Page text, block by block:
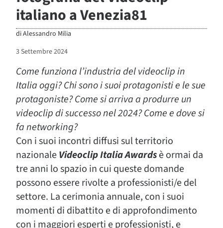
italiano a Venezia81
diAlessandro Milia
3 Settembre 2024
Come funziona l’industria del videoclip in
Italia oggi? Chi sono i suoi protagonisti e le sue
protagoniste? Come si arriva a produrre un
videoclip di successo nel 2024? Come e dove si
fa networking?
Con i suoi incontri diffusi sul territorio
nazionaleVideoclip Italia Awardsè ormai da
tre anni lo spazio in cui queste domande
possono essere rivolte a professionisti/e del
settore. La cerimonia annuale, con i suoi
momenti di dibattito e di approfondimento
con i maggiori esperti e professionisti, e